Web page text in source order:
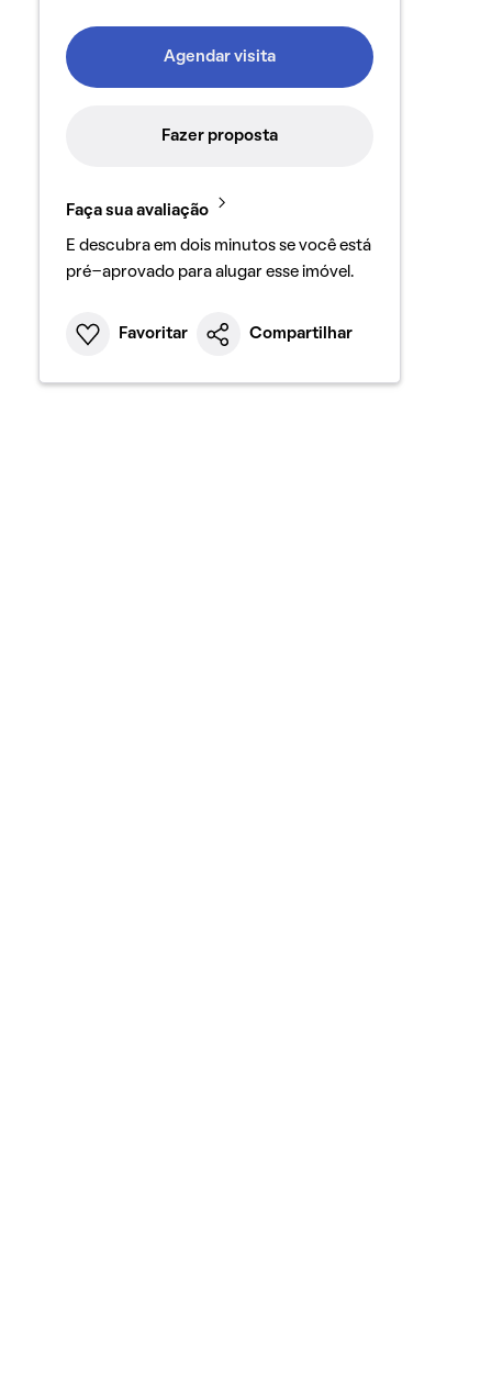
Agendar visita
Fazer proposta
Faça sua avaliação
E descubra em dois minutos se você está
pré-aprovado para alugar esse imóvel.
Favoritar Compartilhar